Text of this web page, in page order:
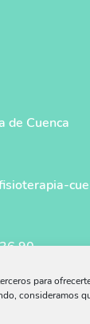
para
consideramos
de Cuenca
90